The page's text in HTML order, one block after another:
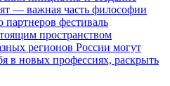
— важная часть философии
фестиваль
пространством
регионов России могут
в новых профессиях, раскрыть